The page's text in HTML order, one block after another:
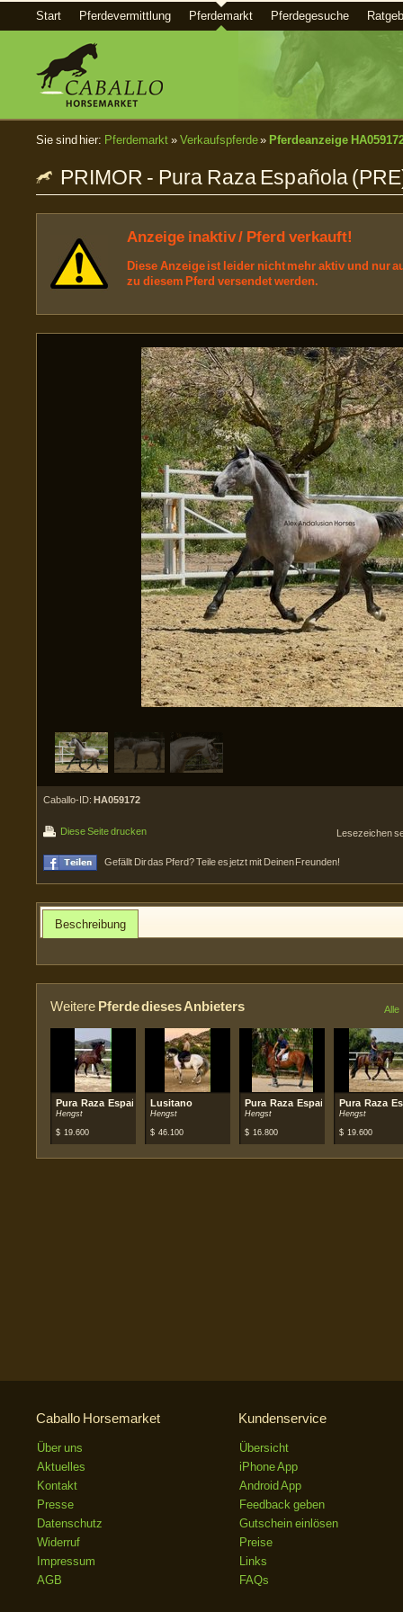
Start Pferdevermittlung Pferdemarkt Pferdegesuche
Sie sind hier: Pferdemarkt » Verkaufspferde» Pferdeanzeige
PRIMOR - Pura Raza Española
Anzeige inaktiv / Pferd verkauft!
Diese Anzeige ist leider nicht mehr aktiv und nur
zu diesem Pferd versendet werden.
Caballo-ID: HA059172
Diese Seite drucken Lesezeichen
Gefällt Dir das Pferd? Teile es jetzt mit Deinen Freunden!
Beschreibung
Weitere Pferde dieses Anbieters Alle
Pura Raza Española (PRE)
Hengst
$ 19.600
Lusitano
Hengst
$ 46.100
Pura Raza Española (PRE)
Hengst
$ 16.800
Pura Raza
Hengst
$ 19.600
Caballo Horsemarket
Über uns
Aktuelles
Kontakt
Presse
Datenschutz
Widerruf
Impressum
AGB
Kundenservice
Übersicht
iPhone App
Android App
Feedback geben
Gutschein einlösen
Preise
Links
FAQs